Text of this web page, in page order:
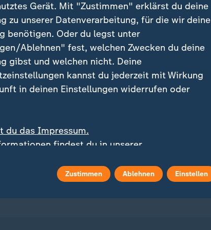
Videos
ZDFheute Update
Gerät. Mit "Zustimmen" erklärst du deine
zu unserer Datenverarbeitung, für die wir deine
benötigen. Oder du legst unter
Ablehnen" fest, welchen Zwecken du deine
gibst und welchen nicht. Deine
kannst du jederzeit mit Wirkung
in deinen Einstellungen widerrufen oder
du das Impressum.
findest du in unserer
Zustimmen Ablehnen Einstellen